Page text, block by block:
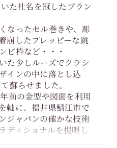
た社名を冠したブラン
なったセル巻きや、彫
崩したプレッピーな跳
ビ枠など・・・
た少しルーズでクラシ
インの中に落とし込
蘇らせました。
前の金型や図面を利用
軸に、福井県鯖江市で
ジャパンの確かな技術
ディショナルを提唱し